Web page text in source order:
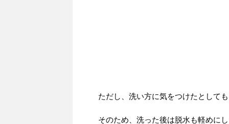
ただし、洗い方に気をつけたとして
そのため、洗った後は脱水も軽めにし